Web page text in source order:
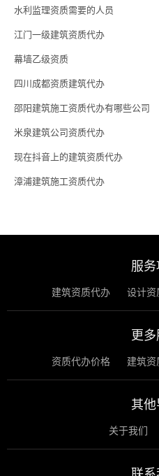
水利监理资质需要的人员
江门一级建筑资质代办
幕墙乙级资质
四川成都资质建筑代办
邵阳建筑施工资质代办有哪些公司
米泉建筑公司资质代办
现在抖音上的建筑资质代办
漳浦建筑施工资质代办
服务
建筑资质代办 设计资
更
资质代办价格 建筑资
其
关于我们